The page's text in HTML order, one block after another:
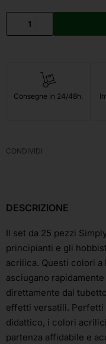
Consegne in 24/48h.
CONDIVIDI
DESCRIZIONE
Il set da 25 pezzi
principianti e gli
acrilica. Questi colori a
asciugano
direttamente dal
effetti versatili. Perfetti
didattico, i colori
partenza affidabile e